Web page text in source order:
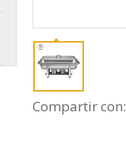
Compartir con: